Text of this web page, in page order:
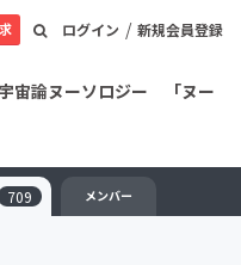
ログイン / 新規会員登録
宙論ヌーソロジー 「ヌー
709 メンバー